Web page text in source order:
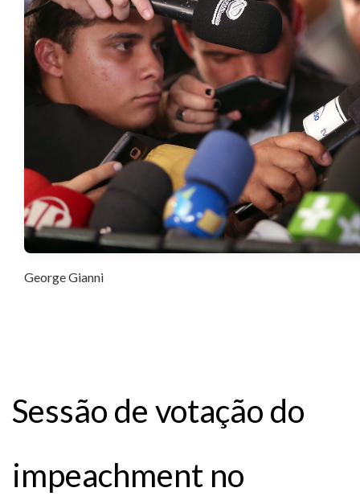
George Gianni
Sessão de votação do
impeachment no